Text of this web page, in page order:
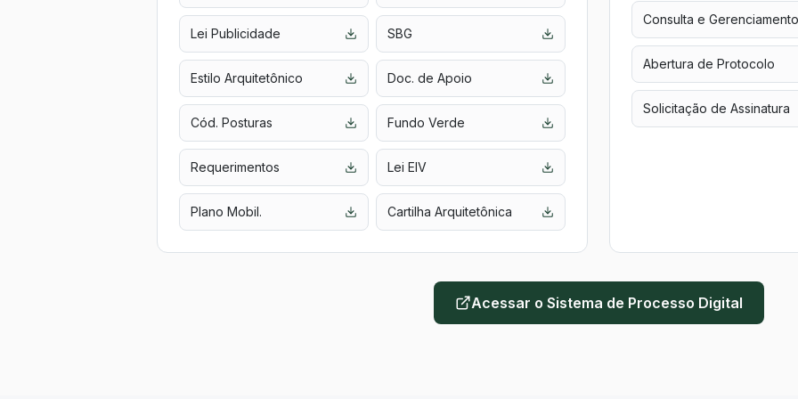
Lei Publicidade SBG
Estilo Arquitetônico Doc. de Apoio
Cód. Posturas Fundo Verde
Requerimentos Lei EIV
Plano Mobil. Cartilha Arquitetônica
Consulta e Gerenciamento
Abertura de Protocolo
Solicitação de Assinatura
Acessar o Sistema de Processo Digital